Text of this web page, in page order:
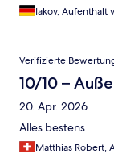
Iakov, Aufenthalt
Verifizierte
10/10 –
20. Apr. 2026
Alles bestens
Matthias Robert,